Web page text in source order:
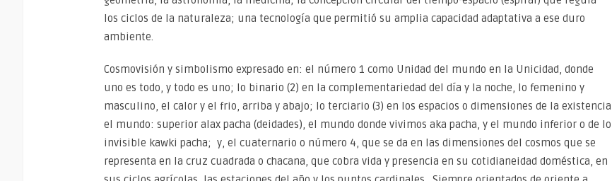
los ciclos de la naturaleza; una tecnología que permitió su amplia capacidad adaptativa a ese duro
ambiente.
Cosmovisión y simbolismo expresado en: el número 1 como Unidad del mundo en la Unicidad, donde
uno es todo, y todo es uno; lo binario (2) en la complementariedad del día y la noche, lo femenino y
masculino, el calor y el frio, arriba y abajo; lo terciario (3) en los espacios o dimensiones de la existencia
el mundo: superior alax pacha (deidades), el mundo donde vivimos aka pacha, y el mundo inferior o de lo
invisible kawki pacha; y, el cuaternario o número 4, que se da en las dimensiones del cosmos que se
representa en la cruz cuadrada o chacana, que cobra vida y presencia en su cotidianeidad doméstica, en